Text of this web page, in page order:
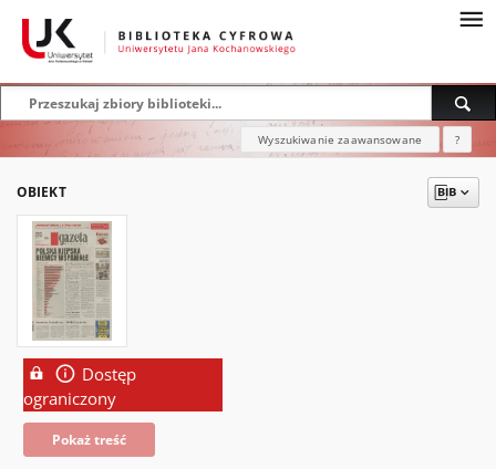
Wyszukiwanie zaawansowane ?
OBIEKT
Dostęp
ograniczony
Pokaż treść